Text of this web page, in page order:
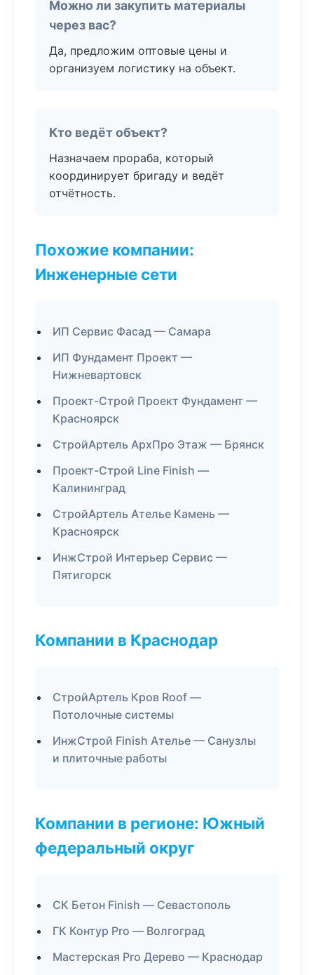
Можно ли закупить материалы
через вас?
Да, предложим оптовые цены и
организуем логистику на объект.
Кто ведёт объект?
Назначаем прораба, который
координирует бригаду и ведёт
отчётность.
Похожие компании:
Инженерные сети
ИП Сервис Фасад — Самара
ИП Фундамент Проект —
Нижневартовск
Проект-Строй Проект Фундамент —
Красноярск
СтройАртель АрхПро Этаж — Брянск
Проект-Строй Line Finish —
Калининград
СтройАртель Ателье Камень —
Красноярск
ИнжСтрой Интерьер Сервис —
Пятигорск
Компании в Краснодар
СтройАртель Кров Roof —
Потолочные системы
ИнжСтрой Finish Ателье — Санузлы
и плиточные работы
Компании в регионе: Южный
федеральный округ
СК Бетон Finish — Севастополь
ГК Контур Pro — Волгоград
Мастерская Pro Дерево — Краснодар